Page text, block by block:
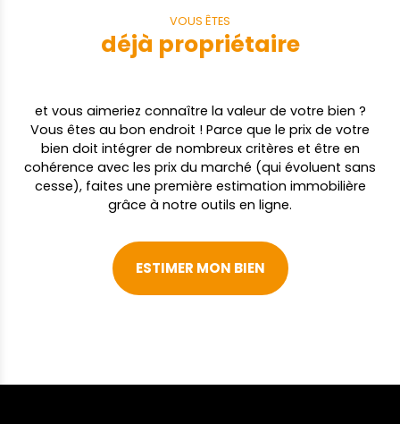
VOUS ÊTES
déjà propriétaire
et vous aimeriez connaître la valeur de votre bien ?
Vous êtes au bon endroit ! Parce que le prix de votre
bien doit intégrer de nombreux critères et être en
cohérence avec les prix du marché (qui évoluent sans
cesse), faites une première estimation immobilière
grâce à notre outils en ligne.
ESTIMER MON BIEN